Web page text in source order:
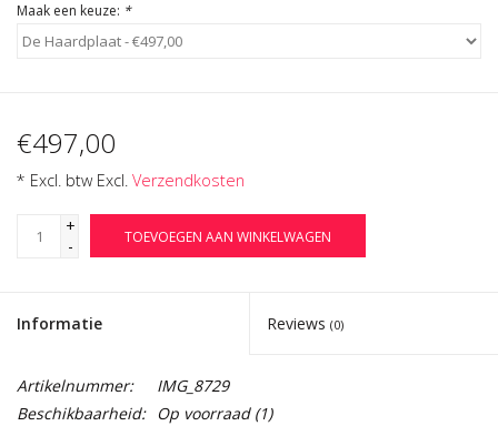
Maak een keuze: *
€497,00
* Excl. btw Excl. Verzendkosten
+
-
TOEVOEGEN AAN WINKELWAGEN
Informatie Reviews (0)
Artikelnummer:
IMG_8729
Beschikbaarheid: Op voorraad(1)